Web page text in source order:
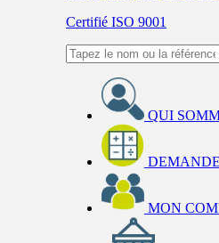
Certifié ISO 9001
QUI
MON